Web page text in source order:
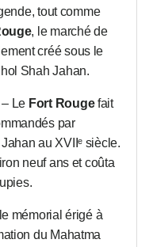
tout comme
, le marché de
créé sous le
Shah Jahan.
Le Fort Rougefait
par
au XVIIᵉ siècle.
neuf ans et coûta
mémorial érigé à
du Mahatma